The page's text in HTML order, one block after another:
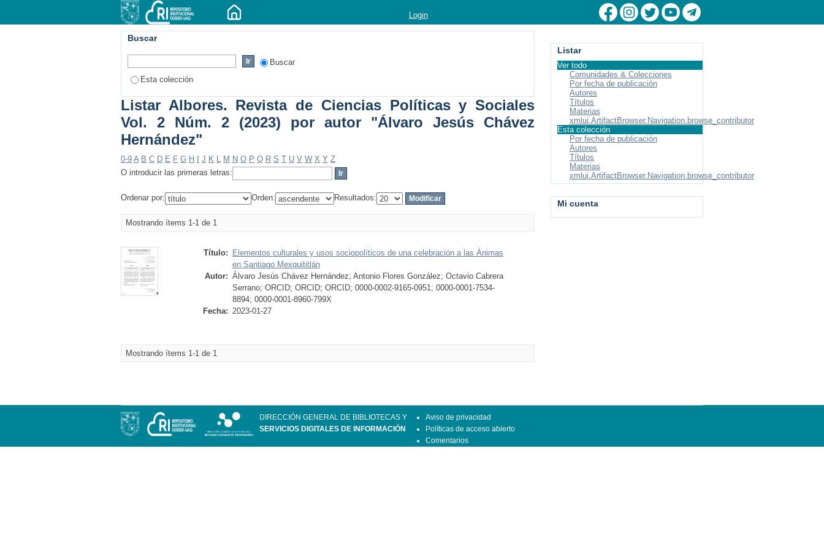
Login
Buscar
Buscar
Esta colección
Listar Albores. Revista de Ciencias Políticas y Sociales
Vol. 2 Núm. 2 (2023) por autor "Álvaro Jesús Chávez
Hernández"
0-9 A B C D E F G H J K L M N O P Q R S T U V W X Y Z
O introducir las primeras letras:
Ordenar por: Orden: Resultados:
Mostrando ítems 1-1 de 1
Título:
Elementos culturales y usos sociopolíticos de una celebración a las Ánimas
en Santiago Mexquititlán
Autor: Álvaro Jesús Chávez Hernández; Antonio Flores González; Octavio Cabrera
Serrano; ORCID; ORCID; ORCID; 0000-0002-9165-0951; 0000-0001-7534-
8894; 0000-0001-8960-799X
Fecha: 2023-01-27
Mostrando ítems 1-1 de 1
Listar
Ver todo
Comunidades & Colecciones
Por fecha de publicación
Autores
Títulos
Materias
xmlui.ArtifactBrowser.Navigation.browse_contributor
Esta colección
Por fecha de publicación
Autores
Títulos
Materias
xmlui.ArtifactBrowser.Navigation.browse_contributor
Mi cuenta
DIRECCIÓN GENERAL DE BIBLIOTECAS Y
SERVICIOS DIGITALES DE INFORMACIÓN
Aviso de privacidad
Políticas de acceso abierto
Comentarios